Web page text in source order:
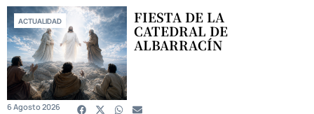
ACTUALIDAD FIESTA DE LA
CATEDRAL DE
ALBARRACÍN
6 Agosto 2026